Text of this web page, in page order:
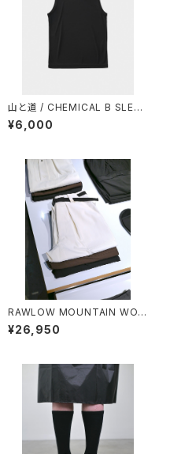
山と道 / CHEMICAL B SLEEV
ELESS（MEN）
¥6,000
RAWLOW MOUNTAIN WOR
KS / HIKER BAKER PANTS
¥26,950